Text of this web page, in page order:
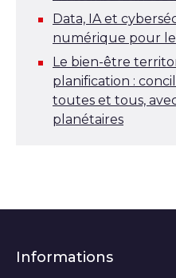
Data, IA et
numérique pour
Le bien-être
planification :
toutes et tous,
planétaires
Informations